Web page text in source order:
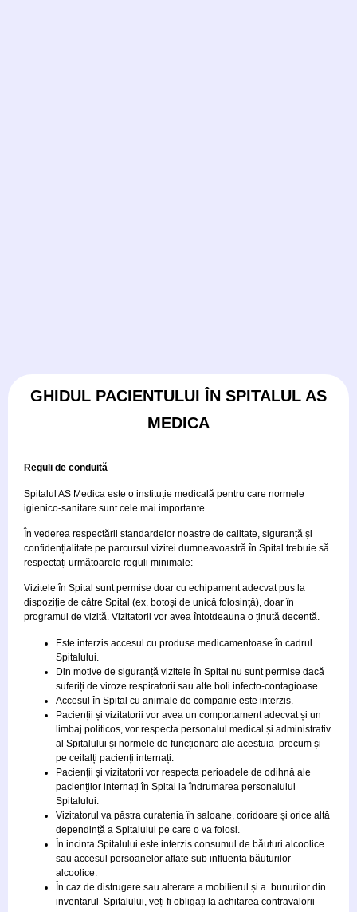
GHIDUL PACIENTULUI ÎN SPITALUL AS
MEDICA
Reguli de conduită
Spitalul AS Medica este o instituție medicală pentru care normele
igienico-sanitare sunt cele mai importante.
În vederea respectării standardelor noastre de calitate, siguranță și
confidențialitate pe parcursul vizitei dumneavoastră în Spital trebuie să
respectați următoarele reguli minimale:
Vizitele în Spital sunt permise doar cu echipament adecvat pus la
dispoziție de către Spital (ex. botoși de unică folosință), doar în
programul de vizită. Vizitatorii vor avea întotdeauna o ținută decentă.
Este interzis accesul cu produse medicamentoase în cadrul
Spitalului.
Din motive de siguranță vizitele în Spital nu sunt permise dacă
suferiți de viroze respiratorii sau alte boli infecto-contagioase.
Accesul în Spital cu animale de companie este interzis.
Pacienții și vizitatorii vor avea un comportament adecvat și un
limbaj politicos, vor respecta personalul medical și administrativ
al Spitalului și normele de funcționare ale acestuia precum și
pe ceilalți pacienți internați.
Pacienții și vizitatorii vor respecta perioadele de odihnă ale
pacienților internați în Spital la îndrumarea personalului
Spitalului.
Vizitatorul va păstra curatenia în saloane, coridoare și orice altă
dependință a Spitalului pe care o va folosi.
În incinta Spitalului este interzis consumul de băuturi alcoolice
sau accesul persoanelor aflate sub influența băuturilor
alcoolice.
În caz de distrugere sau alterare a mobilierul și a bunurilor din
inventarul Spitalului, veți fi obligați la achitarea contravalorii